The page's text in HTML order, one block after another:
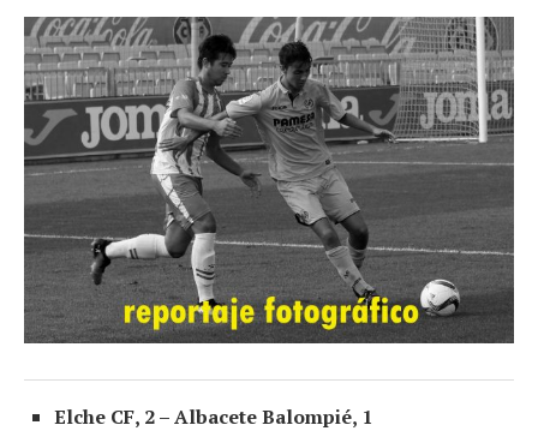
Elche CF, 2 – Albacete Balompié, 1